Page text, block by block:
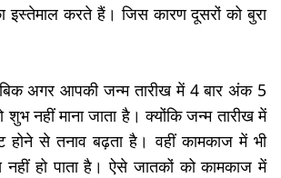
इस्तेमाल करते हैं। जिस कारण दूसरों को बुरा
अगर आपकी जन्म तारीख में 4 बार अंक 5
नहीं माना जाता है। क्योंकि जन्म तारीख में
होने से तनाव बढ़ता है। वहीं कामकाज में भी
हो पाता है। ऐसे जातकों को कामकाज में